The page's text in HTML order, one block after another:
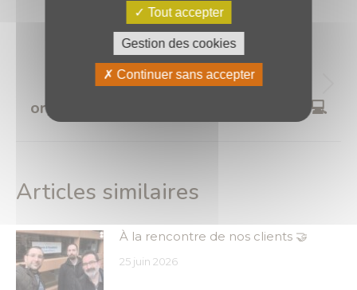
précédent
:
parle ? 💻
SUIVANT
Participation au premier évènement
organisé par Developers Group Dijon 💻
Articles similaires
À la rencontre de nos clients 🤝
25 juin 2026
Tout accepter
Gestion des cookies
Continuer sans accepter